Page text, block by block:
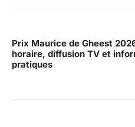
Prix Maurice de Gheest
horaire, diffusion TV et
pratiques